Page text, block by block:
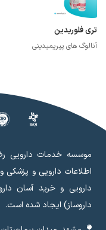
تری فلوریدین
آنالوگ های پیریمیدینی
موسسه خدمات دارویی
اطلاعات دارویی و
دارویی و خرید آسان
داروساز) ایجاد شده است.